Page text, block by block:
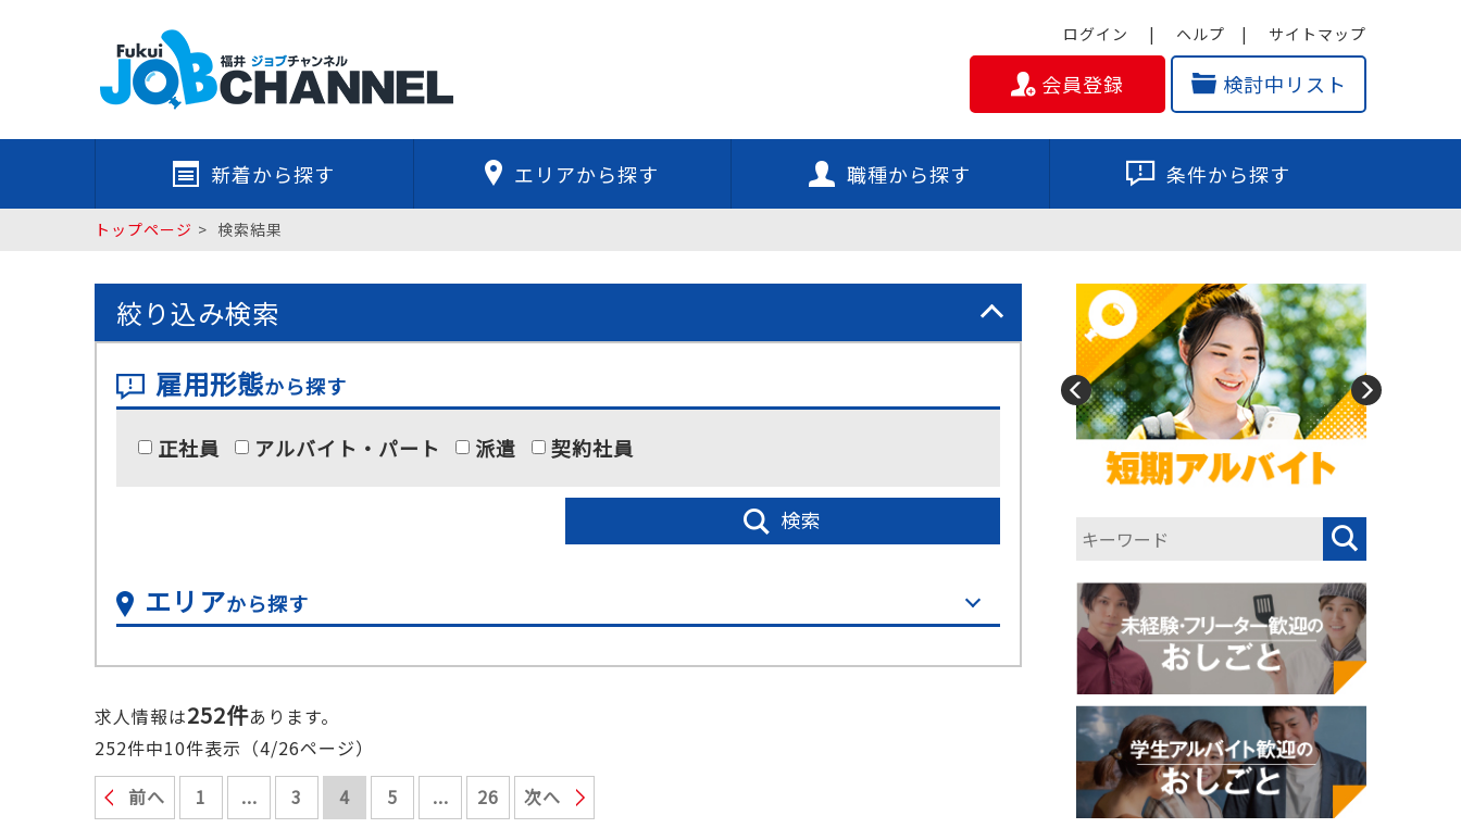
ログイン ヘルプ サイトマップ
会員登録 検討中リスト
新着から探す エリアから探す 職種から探す 条件から探す
トップページ 検索結果
絞り込み検索
雇用形態から探す
正社員 アルバイト・パート 派遣 契約社員
検索
エリアから探す
求人情報は252件あります。
252件中10件表示（4/26ページ）
前へ
1 ... 3 4 5 ... 26 次へ